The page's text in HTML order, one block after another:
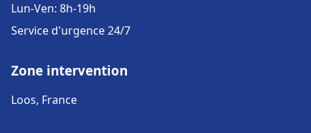
Lun-Ven: 8h-19h
Service d'urgence 24/7
Zone intervention
Loos, France